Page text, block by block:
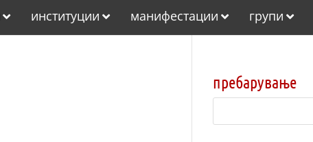
институции манифестации групи
пребарување